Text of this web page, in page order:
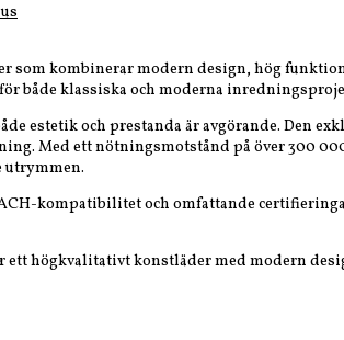
som kombinerar modern design, hög
både klassiska och moderna
estetik och prestanda är avgörande. Den
Med ett nötningsmotstånd på över 300
utrymmen.
kompatibilitet och omfattande
ett högkvalitativt konstläder med modern